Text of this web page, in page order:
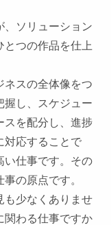
ソリューション
とつの作品を仕上
ネスの全体像をつ
握し、スケジュー
スを配分し、進捗
対応することで
い仕事です。その
の原点です。
も少なくありませ
関わる仕事ですか